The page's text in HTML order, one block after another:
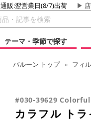
通販:翌営業日(8/7)出荷
テーマ・季節で探す
バルーン トップ フィ
#030-39629
カラフル ト